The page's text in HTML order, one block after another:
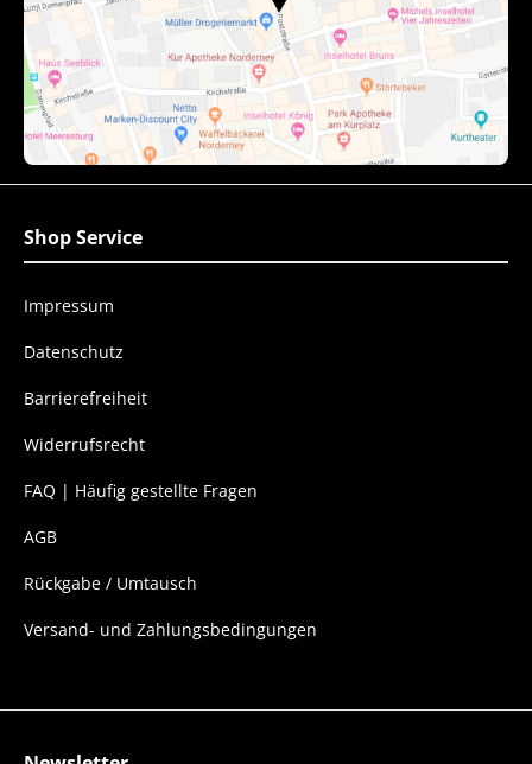
Shop Service
Impressum
Datenschutz
Barrierefreiheit
Widerrufsrecht
FAQ | Häufig gestellte Fragen
AGB
Rückgabe / Umtausch
Versand- und Zahlungsbedingungen